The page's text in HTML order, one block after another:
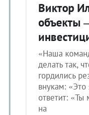
Виктор
объекты
«Наша
делать так,
гордились
внукам:
ответит: «Ты
на